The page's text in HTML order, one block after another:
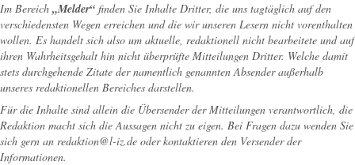
Im Bereich „Melder“ finden Sie Inhalte Dritter, die uns tagtäglich auf den
verschiedensten Wegen erreichen und die wir unseren Lesern nicht vorenthalten
wollen. Es handelt sich also um aktuelle, redaktionell nicht bearbeitete und auf
ihren Wahrheitsgehalt hin nicht überprüfte Mitteilungen Dritter. Welche damit
stets durchgehende Zitate der namentlich genannten Absender außerhalb
unseres redaktionellen Bereiches darstellen.
Für die Inhalte sind allein die Übersender der Mitteilungen verantwortlich, die
Redaktion macht sich die Aussagen nicht zu eigen. Bei Fragen dazu wenden Sie
sich gern an redaktion@l-iz.de oder kontaktieren den Versender der
Informationen.